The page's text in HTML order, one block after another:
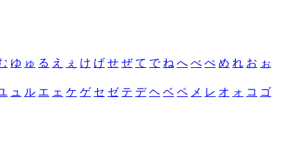
ゆ ゅ る え ぇ け げ せ ぜ て で ね へ べ ぺ め れ お ぉ
ュ ル エ ェ ケ ゲ セ ゼ テ デ ヘ ベ ペ メ レ オ ォ コ ゴ